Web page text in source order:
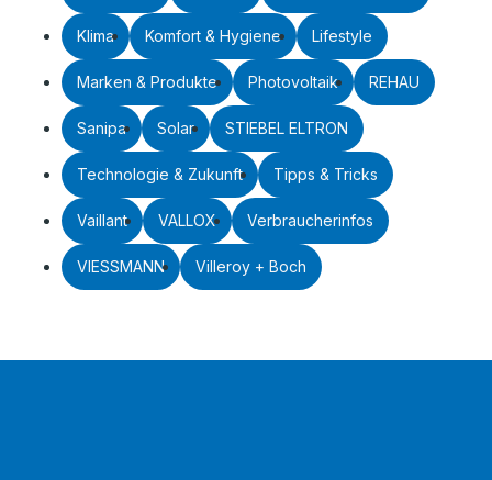
Klima Komfort & Hygiene Lifestyle
Marken & Produkte Photovoltaik REHAU
Sanipa Solar STIEBEL ELTRON
Technologie & Zukunft Tipps & Tricks
Vaillant VALLOX Verbraucherinfos
VIESSMANN Villeroy + Boch